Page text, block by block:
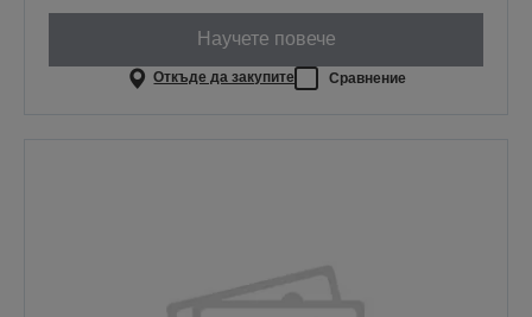
Научете повече
Откъде да закупите Сравнение